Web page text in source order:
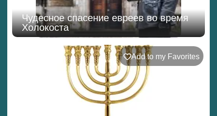
Чудесное спасение евреев во время
Холокоста
Add to my Favorites